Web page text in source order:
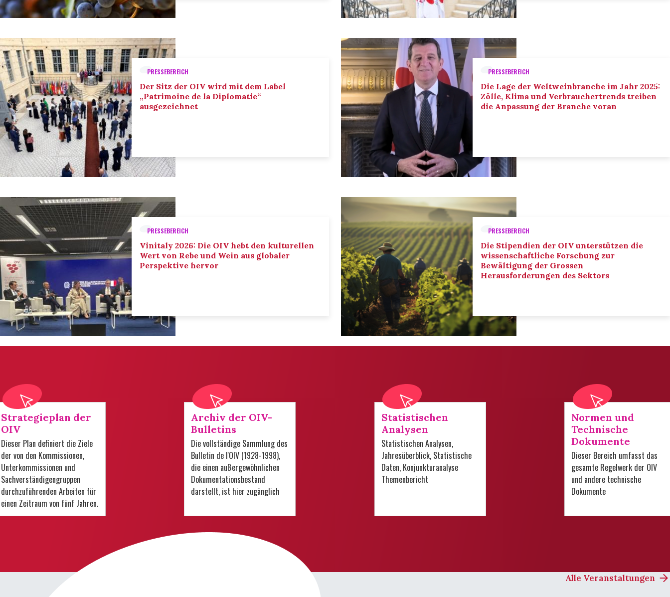
PRESSEBEREICH
Der Sitz der OIV wird mit dem Label
„Patrimoine de la Diplomatie“
ausgezeichnet
PRESSEBEREICH
Die Lage der Weltweinbranche im Jahr 2025:
Zölle, Klima und Verbrauchertrends treiben
die Anpassung der Branche voran
PRESSEBEREICH
Vinitaly 2026: Die OIV hebt den kulturellen
Wert von Rebe und Wein aus globaler
Perspektive hervor
PRESSEBEREICH
Die Stipendien der OIV unterstützen die
wissenschaftliche Forschung zur
Bewältigung der Grossen
Herausforderungen des Sektors
Strategieplan der
OIV
Dieser Plan definiert die Ziele
der von den Kommissionen,
Unterkommissionen und
Sachverständigengruppen
durchzuführenden Arbeiten für
einen Zeitraum von fünf Jahren.
Archiv der OIV-
Bulletins
Die vollständige Sammlung des
Bulletin de l'OIV (1928-1998),
die einen außergewöhnlichen
Dokumentationsbestand
darstellt, ist hier zugänglich
Statistischen
Analysen
Statistischen Analysen,
Jahresüberblick, Statistische
Daten, Konjunkturanalyse
Themenbericht
Normen und
Technische
Dokumente
Dieser Bereich umfasst das
gesamte Regelwerk der OIV
und andere technische
Dokumente
Alle Veranstaltungen